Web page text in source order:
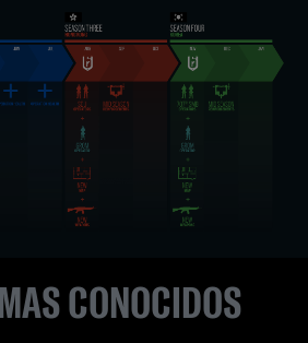
CONOCIDOS